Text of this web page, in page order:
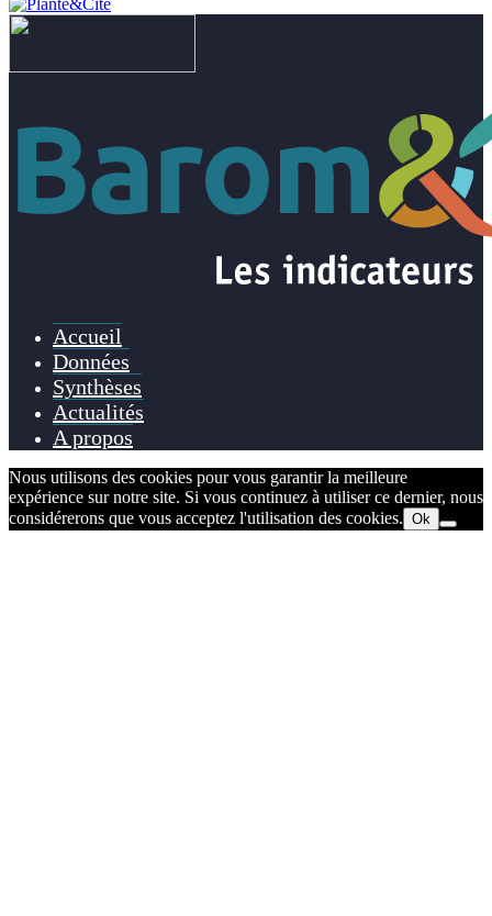
Accueil
Données
Synthèses
Actualités
A propos
Nous utilisons des cookies pour vous garantir la meilleure
expérience sur notre site. Si vous continuez à utiliser ce dernier, nous
considérerons que vous acceptez l'utilisation des cookies. Ok